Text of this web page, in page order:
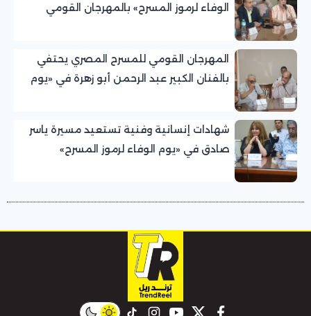
الوفاء لرموز المسرح» بالمهرجان القومي
المهرجان القومي للمسرح المصري يحتفي
بالفنان الكبير عبد الرحمن أبو زهرة في «يوم
شهادات إنسانية وفنية تستعيد مسيرة ياسر
صادق في «يوم الوفاء لرموز المسرح»